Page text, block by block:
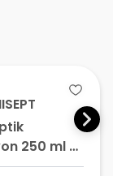
250 ml –
Antiseptiği